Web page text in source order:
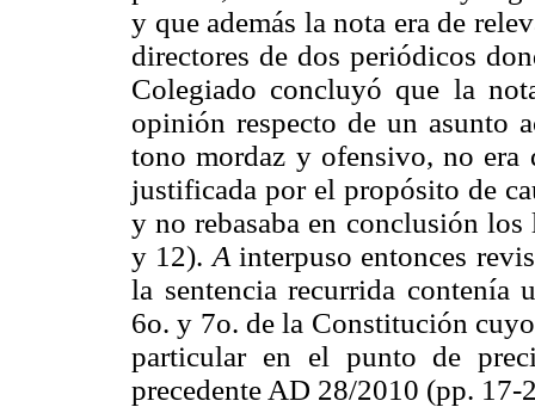
y que además la nota era de
directores de dos periódicos
Colegiado concluyó que la
opinión respecto de un asunto
tono mordaz y ofensivo, no era
justificada por el propósito de
y no rebasaba en conclusión
y 12). A interpuso entonces
la sentencia recurrida contenía
6o. y 7o. de la Constitución
particular en el punto de
precedente AD 28/2010 (pp. 17-